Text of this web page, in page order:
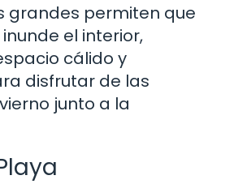
grandes permiten que
el interior,
cálido y
disfrutar de las
junto a la